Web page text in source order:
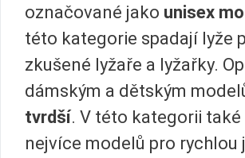
označované jako unisex
této kategorie spadají lyže
zkušené lyžaře a lyžařky.
dámským a dětským
tvrdší. V této kategorii také
nejvíce modelů pro rychlou